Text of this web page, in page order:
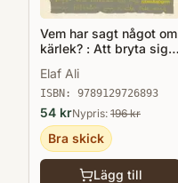
Vem har sagt något om
kärlek? : Att bryta sig
Elaf Ali
ISBN: 9789129726893
54 krNypris: 196kr
Bra skick
Lägg till